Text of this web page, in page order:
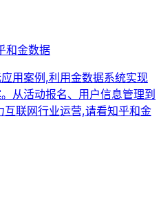
和金数据
用案例,利用金数据系统实现
从活动报名、用户信息管理到
联网行业运营,请看知乎和金